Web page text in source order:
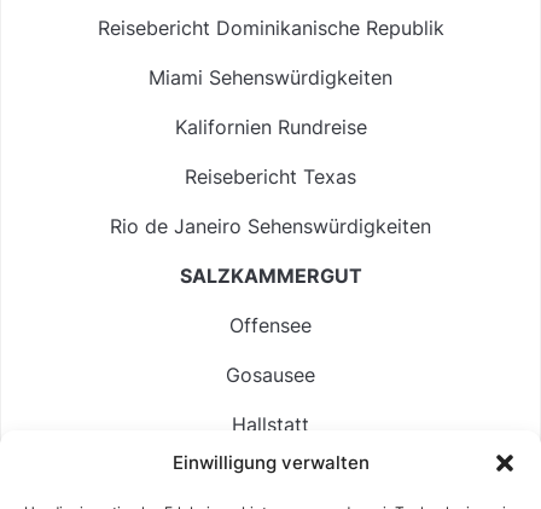
Einwilligung verwalten
Reisebericht Dominikanische Republik
Miami Sehenswürdigkeiten
Kalifornien Rundreise
Reisebericht Texas
Rio de Janeiro Sehenswürdigkeiten
SALZKAMMERGUT
Offensee
Gosausee
Hallstatt
Langbathsee